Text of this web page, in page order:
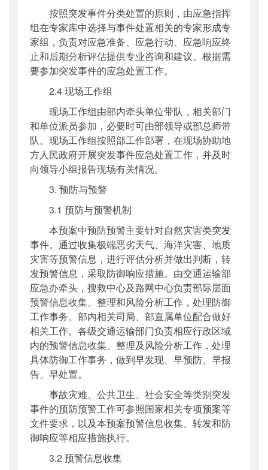
按照突发事件分类处置的原则，由应急指挥
组在专家库中选择与事件处置相关的专家形成专
家组，负责对应急准备、应急行动、应急响应终
止和后期分析评估提供专业咨询和建议。根据需
要参加突发事件的应急处置工作。
2.4 现场工作组
现场工作组由部内牵头单位带队，相关部门
和单位派员参加，必要时可由部领导或部总师带
队。现场工作组按照部工作部署，在现场协助地
方人民政府开展突发事件应急处置工作，并及时
向领导小组报告现场有关情况。
3. 预防与预警
3.1 预防与预警机制
本预案中预防预警主要针对自然灾害类突发
事件。通过收集极端恶劣天气、海洋灾害、地质
灾害等预警信息，进行评估分析并做出判断，转
发预警信息，采取防御响应措施。由交通运输部
应急办牵头，搜救中心及路网中心负责部际层面
预警信息收集、整理和风险分析工作，处理防御
工作事务。部内相关司局、部直属单位配合做好
相关工作。各级交通运输部门负责相应行政区域
内的预警信息收集、整理及风险分析工作，处理
具体防御工作事务，做到早发现、早预防、早报
告、早处置。
事故灾难、公共卫生、社会安全等类别突发
事件的预防预警工作可参照国家相关专项预案等
文件要求，以及本预案预警信息收集、转发和防
御响应等相应措施执行。
3.2 预警信息收集